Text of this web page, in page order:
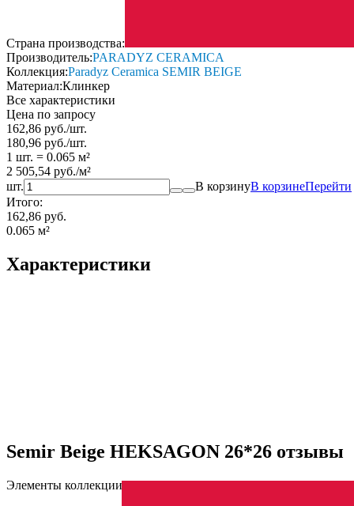
Страна производства:
Производитель:PARADYZ CERAMICA
Коллекция:Paradyz Ceramica SEMIR BEIGE
Материал:Клинкер
Все характеристики
Цена по запросу
162,86 руб./шт.
180,96 руб./шт.
1 шт. = 0.065 м²
2 505,54 руб./м²
шт.
В корзинуВ корзинеПерейти
Итого:
162,86 руб.
0.065 м²
Характеристики
Semir Beige HEKSAGON 26*26 отзывы
Элементы коллекции